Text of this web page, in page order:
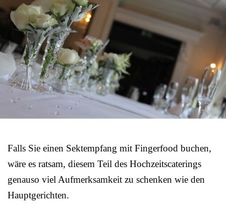
Falls Sie einen Sektempfang mit Fingerfood buchen,
wäre es ratsam, diesem Teil des Hochzeitscaterings
genauso viel Aufmerksamkeit zu schenken wie den
Hauptgerichten.